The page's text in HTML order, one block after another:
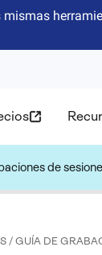
de
/GUÍA DE